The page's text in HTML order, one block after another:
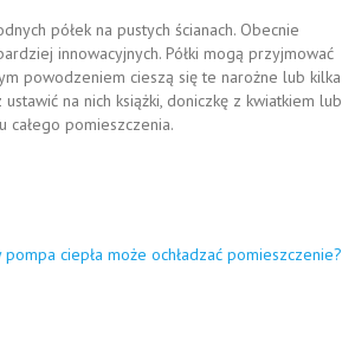
półek na pustych ścianach. Obecnie
innowacyjnych. Półki mogą przyjmować
powodzeniem cieszą się te narożne lub kilka
na nich książki, doniczkę z kwiatkiem lub
całego pomieszczenia.
pompa ciepła może ochładzać pomieszczenie?